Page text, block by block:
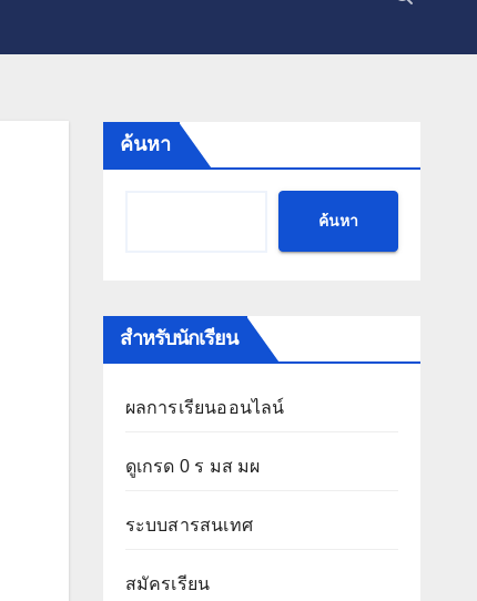
ค้นหา
ค้นหา
สำหรับนักเรียน
ผลการเรียนออนไลน์
ดูเกรด 0 ร มส มผ
ระบบสารสนเทศ
สมัครเรียน